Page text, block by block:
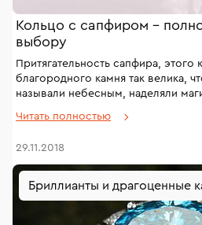
Кольцо с сапфиром –
выбору
Притягательность сапфира, этого
благородного камня так велика,
называли небесным, наделяли
наше время интерес к ювелирным
сапфирами уверенно держат
самых желанных подарков.
Читать полностью
29.11.2018
Бриллианты и драгоценные